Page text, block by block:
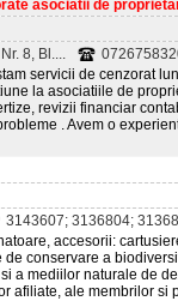
asociatii de
8, Bl....
servicii de cenzorat
la asociatiile de
revizii financiar
. Avem o
3143607; 3136804;
accesorii:
conservare a
a mediilor naturale de
afiliate, ale membrilor si